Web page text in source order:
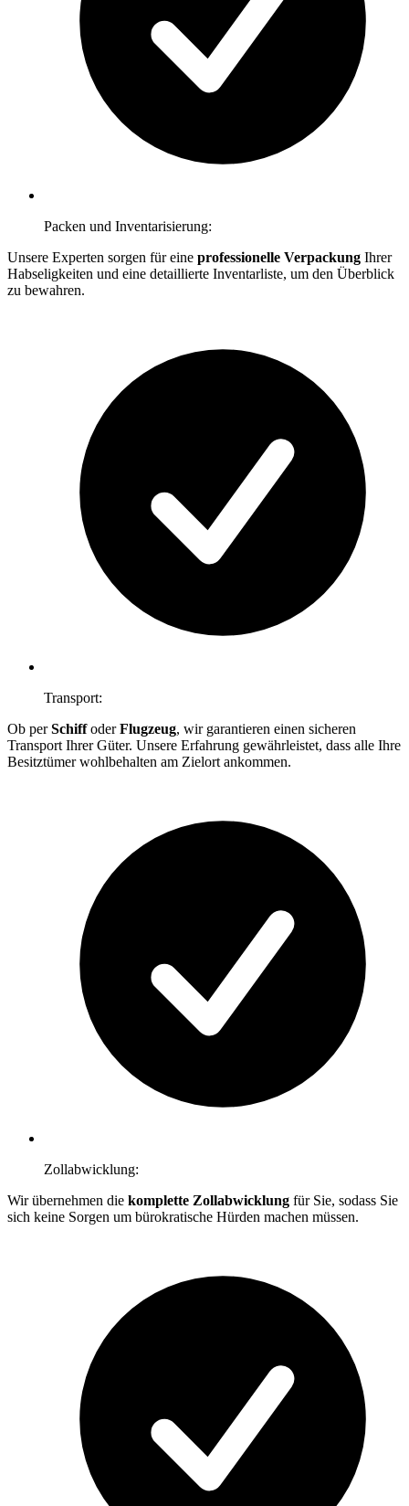
Packen und Inventarisierung:
Unsere Experten sorgen für eine professionelle Verpackung Ihrer
Habseligkeiten und eine detaillierte Inventarliste, um den Überblick
zu bewahren.
Transport:
Ob perSchiffoderFlugzeug, wir garantieren einen sicheren
Transport Ihrer Güter. Unsere Erfahrung gewährleistet, dass alle Ihre
Besitztümer wohlbehalten am Zielort ankommen.
Zollabwicklung:
Wir übernehmen die komplette Zollabwicklung für Sie, sodass Sie
sich keine Sorgen um bürokratische Hürden machen müssen.